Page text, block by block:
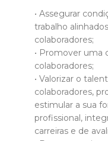
• Assegurar
trabalho
colaboradores;
• Promover uma
colaboradores;
• Valorizar o
colaboradores,
estimular a sua
profissional,
carreiras e de